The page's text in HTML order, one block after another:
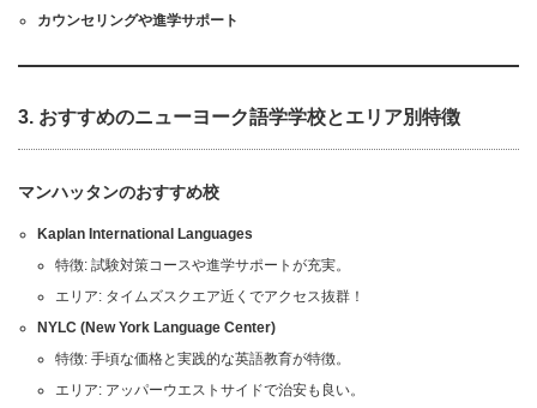
カウンセリングや進学サポート
3. おすすめのニューヨーク語学学校とエリア別特徴
マンハッタンのおすすめ校
Kaplan International Languages
特徴: 試験対策コースや進学サポートが充実。
エリア: タイムズスクエア近くでアクセス抜群！
NYLC (New York Language Center)
特徴: 手頃な価格と実践的な英語教育が特徴。
エリア: アッパーウエストサイドで治安も良い。